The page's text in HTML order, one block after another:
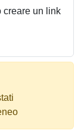
creare un link